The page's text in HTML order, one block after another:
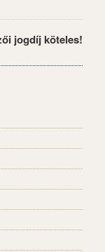
jogdíj köteles!